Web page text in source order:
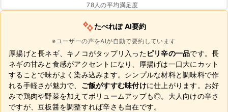
78人の平均満足度
たべれぽ AI要約
※ユーザーの声をAIが自動で要約しています
厚揚げと長ネギ、キノコがタップリ入ったピリ辛の一品です。長
ネギの甘みと食感がアクセントになり、厚揚げは一口大にカット
することで味がよく染み込みます。シンプルな材料と調味料で作
れる手軽さが魅力で、 ご飯がすすむ味付けに仕上がります。お好
みで鶏肉や野菜を加えてボリュームアップも◎。大人向けの辛さ
ですが、豆板醤を調整すれば辛さも自在です。